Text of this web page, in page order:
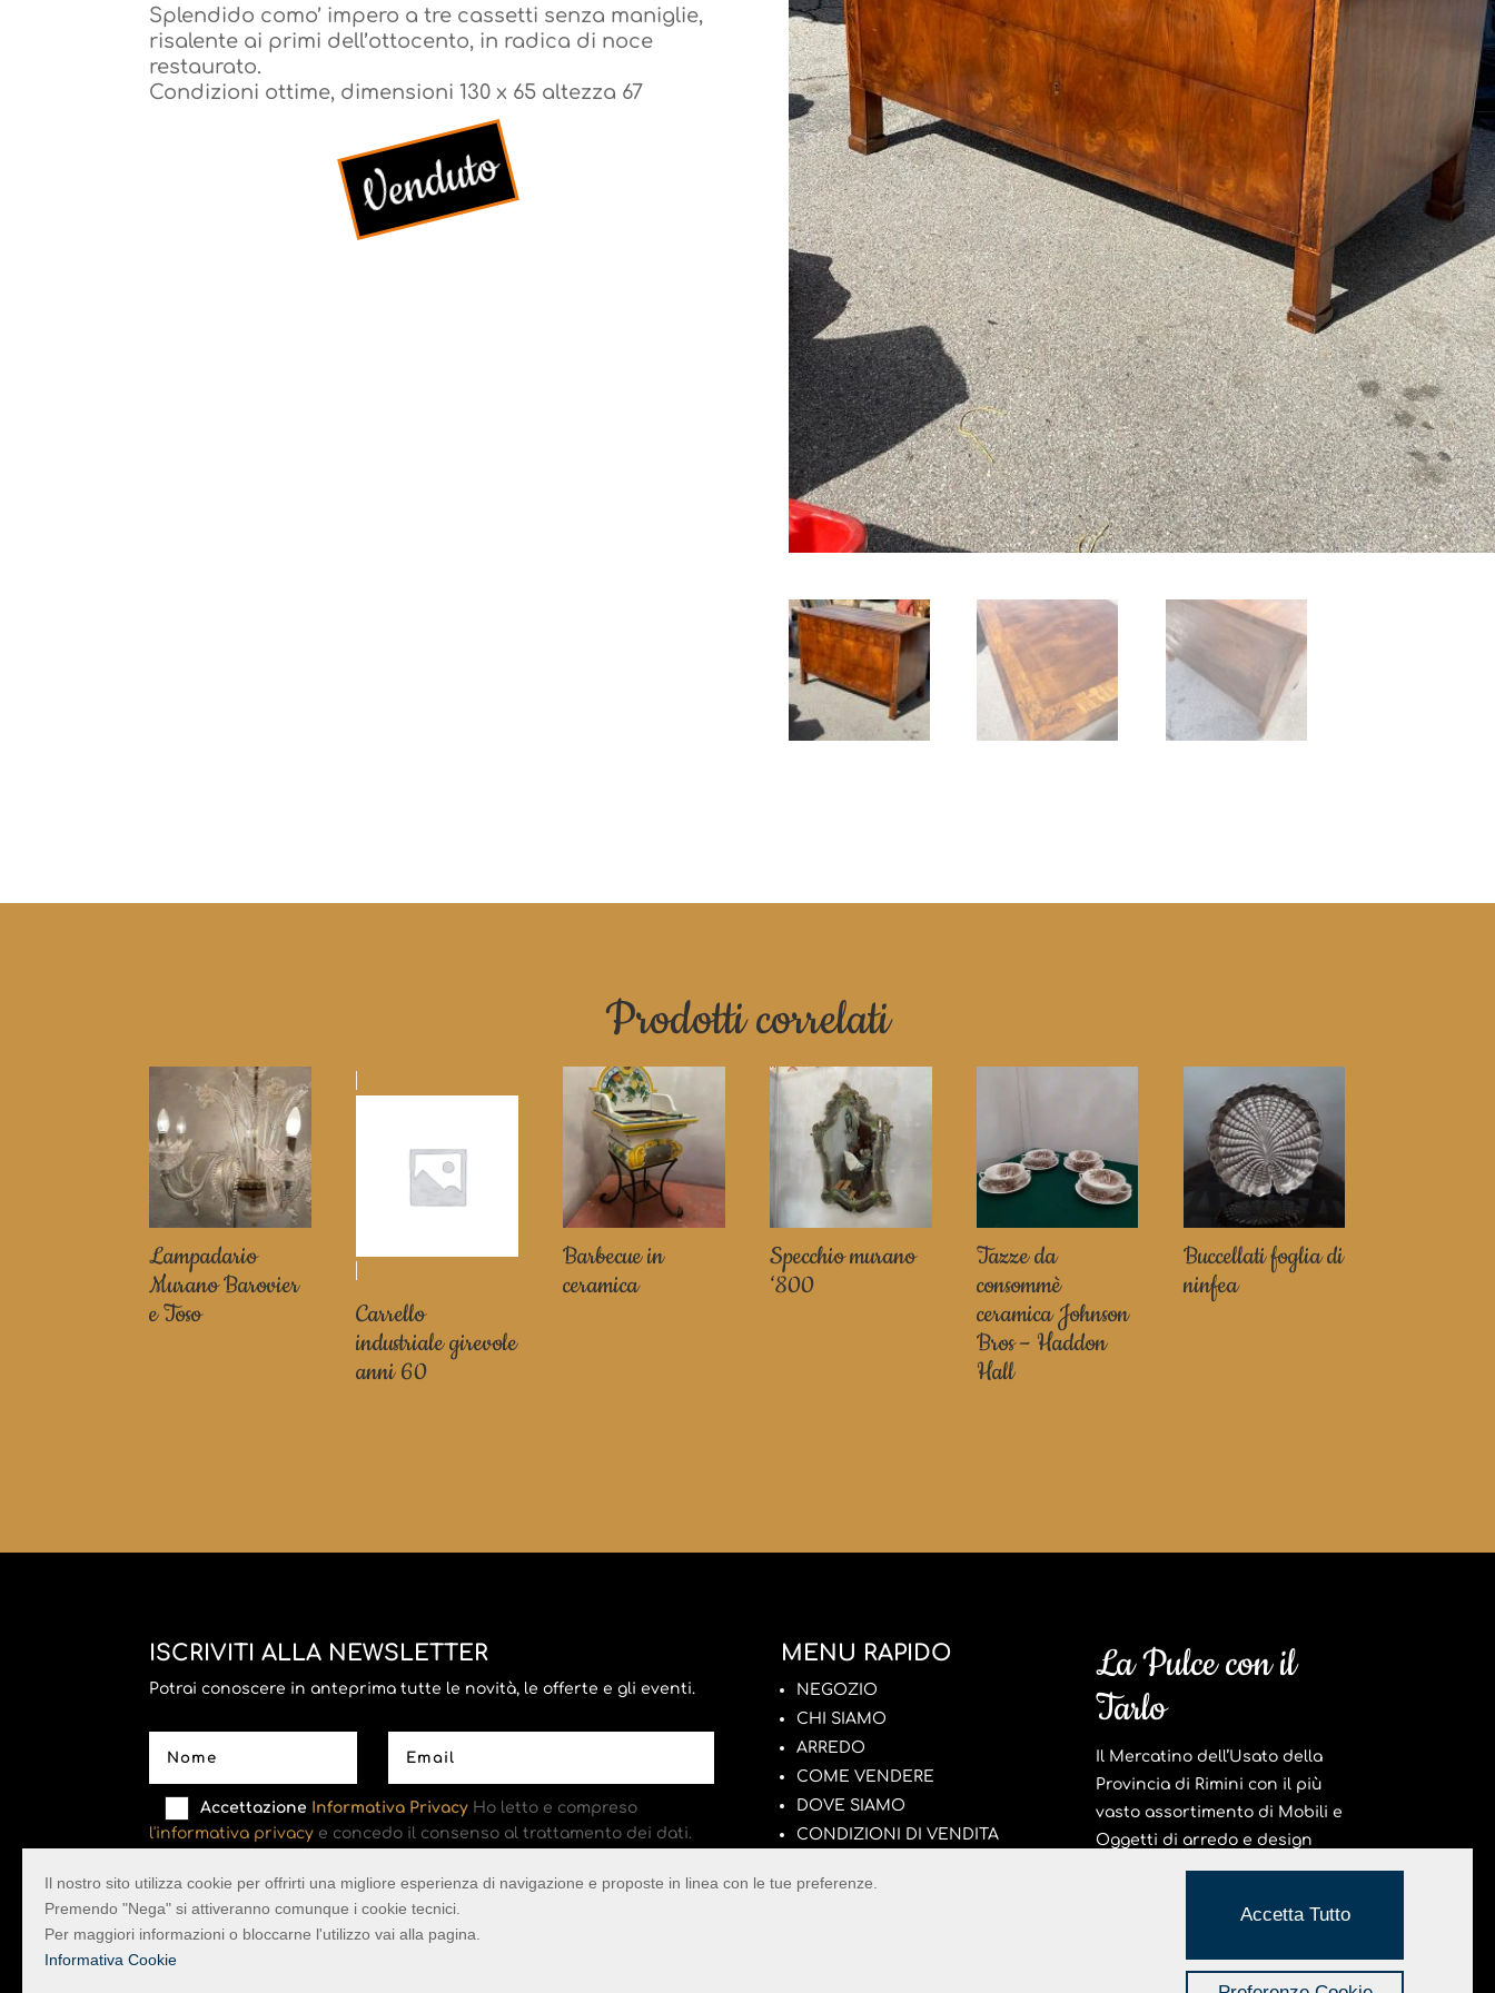
Splendido como’ impero a tre cassetti senza maniglie,
risalente ai primi dell’ottocento, in radica di noce
restaurato.
Condizioni ottime, dimensioni 130 x 65 altezza 67
Venduto
restaurato.
Condizioni ottime, dimensioni 130 x 65 altezza 67
Venduto
Prodotti correlati
Lampadario
Murano Barovier
e Toso
Carrello
industriale girevole
anni 60
Barbecue in
ceramica
Specchio murano
‘800
Tazze da
consommè
ceramica Johnson
Bros – Haddon
Hall
Buccellati foglia di
ninfea
ISCRIVITI ALLA NEWSLETTER
Potrai conoscere in anteprima tutte le novità, le offerte e gli eventi.
Accettazione Informativa Privacy Ho letto e compreso
l'informativa privacy e concedo il consenso al trattamento dei dati.
MENU RAPIDO
NEGOZIO
CHI SIAMO
ARREDO
COME VENDERE
DOVE SIAMO
CONDIZIONI DI VENDITA
La Pulce con il
Tarlo
Il Mercatino dell’Usato della
Provincia di Rimini con il più
vasto assortimento di Mobili e
Oggetti di arredo e design
Realizzato da Hi-Net
Il nostro sito utilizza cookie per offrirti una migliore esperienza di navigazione e proposte in linea con le tue preferenze.
Premendo "Nega" si attiveranno comunque i cookie tecnici.
Per maggiori informazioni o bloccarne l'utilizzo vai alla pagina.
Informativa Cookie
Accetta Tutto